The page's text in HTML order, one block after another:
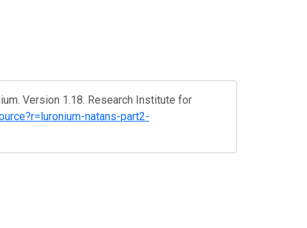
Version 1.18. Research Institute for
natans-part2-